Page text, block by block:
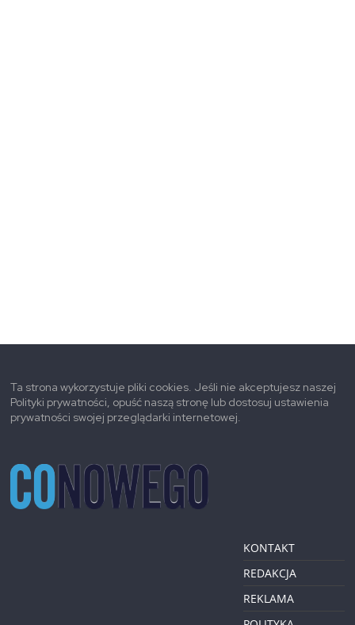
Ta strona wykorzystuje pliki cookies. Jeśli nie akceptujesz naszej
Polityki prywatności, opuść naszą stronę lub dostosuj ustawienia
prywatności swojej przeglądarki internetowej.
KONTAKT
REDAKCJA
REKLAMA